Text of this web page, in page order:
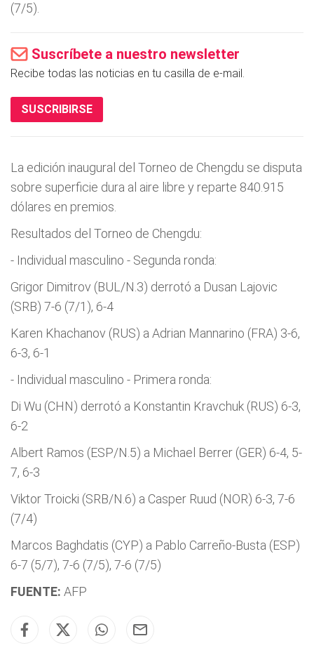
(7/5).
Suscríbete a nuestro newsletter
Recibe todas las noticias en tu casilla de e-mail.
SUSCRIBIRSE
La edición inaugural del Torneo de Chengdu se disputa
sobre superficie dura al aire libre y reparte 840.915
dólares en premios.
Resultados del Torneo de Chengdu:
- Individual masculino - Segunda ronda:
Grigor Dimitrov (BUL/N.3) derrotó a Dusan Lajovic
(SRB) 7-6 (7/1), 6-4
Karen Khachanov (RUS) a Adrian Mannarino (FRA) 3-6,
6-3, 6-1
- Individual masculino - Primera ronda:
Di Wu (CHN) derrotó a Konstantin Kravchuk (RUS) 6-3,
6-2
Albert Ramos (ESP/N.5) a Michael Berrer (GER) 6-4, 5-
7, 6-3
Viktor Troicki (SRB/N.6) a Casper Ruud (NOR) 6-3, 7-6
(7/4)
Marcos Baghdatis (CYP) a Pablo Carreño-Busta (ESP)
6-7 (5/7), 7-6 (7/5), 7-6 (7/5)
FUENTE: AFP